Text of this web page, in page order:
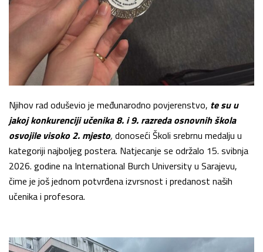
Njihov rad oduševio je međunarodno povjerenstvo, te su u
jakoj konkurenciji učenika 8. i 9. razreda osnovnih škola
osvojile visoko2. mjesto, donoseći Školi srebrnu medalju u
kategoriji najboljeg postera. Natjecanje se održalo 15. svibnja
2026. godine na International Burch University u Sarajevu,
čime je još jednom potvrđena izvrsnost i predanost naših
učenika i profesora.